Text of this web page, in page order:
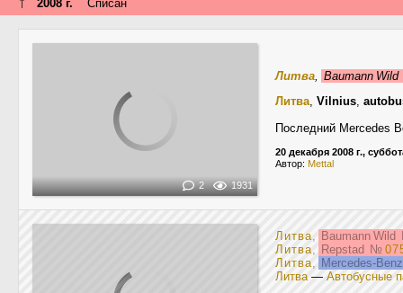
2008 г. Списан
2 1931
Литва, Baumann Wild
Литва, Vilnius,
Последний Mercedes
20 декабря 2008 г.,
Автор: Mettal
Литва, Baumann Wild
Литва, Repstad №
Литва, Mercedes-
Литва— Автобусные